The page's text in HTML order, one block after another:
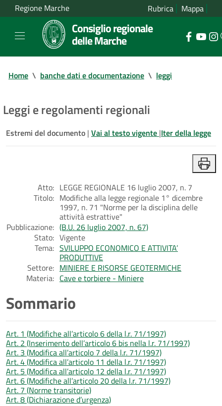
Regione Marche Rubrica Mappa
Consiglio regionale
delle Marche
Home \ banche dati e documentazione \ leggi
Leggi e regolamenti regionali
Estremi del documento | Vai al testo vigente |Iter della legge
Atto: LEGGE REGIONALE 16 luglio 2007, n. 7
Titolo: Modifiche alla legge regionale 1° dicembre
1997, n. 71 "Norme per la disciplina delle
attività estrattive"
Pubblicazione: (B.U. 26 luglio 2007, n. 67)
Stato: Vigente
Tema: SVILUPPO ECONOMICO E ATTIVITA’
PRODUTTIVE
Settore: MINIERE E RISORSE GEOTERMICHE
Materia: Cave e torbiere - Miniere
Sommario
Art. 1 (Modifiche all’articolo 6 della l.r. 71/1997)
Art. 2 (Inserimento dell’articolo 6 bis nella l.r. 71/1997)
Art. 3 (Modifica all’articolo 7 della l.r. 71/1997)
Art. 4 (Modifica all’articolo 11 della l.r. 71/1997)
Art. 5 (Modifica all’articolo 12 della l.r. 71/1997)
Art. 6 (Modifiche all’articolo 20 della l.r. 71/1997)
Art. 7 (Norme transitorie)
Art. 8 (Dichiarazione d’urgenza)